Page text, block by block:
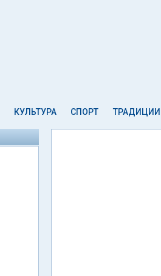
КУЛЬТУРА СПОРТ ТРАДИЦИИ